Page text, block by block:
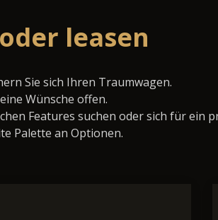
leasen
Sie sich Ihren Traumwagen.
Wünsche offen.
Features suchen oder sich für ein
Palette an Optionen.